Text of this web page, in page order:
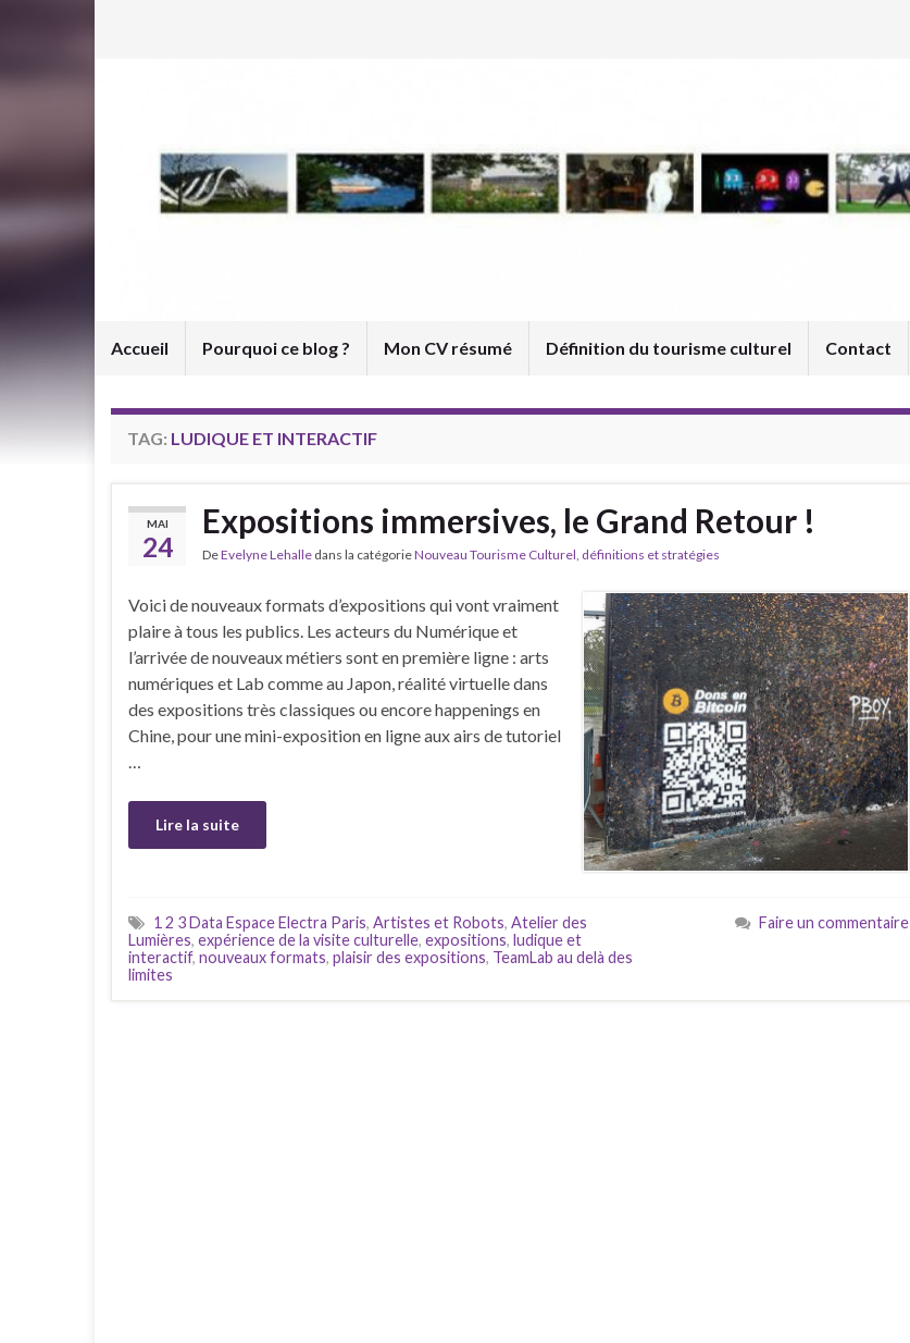
Accueil Pourquoi ce blog ? Mon CV résumé Définition du tourisme culturel Contact
TAG: LUDIQUE ET INTERACTIF
MAI
24
Expositions immersives, le Grand Retour !
DeEvelyne Lehalle dans la catégorieNouveau Tourisme Culturel, définitions et stratégies
Voici de nouveaux formats d’expositions qui vont vraiment
plaire à tous les publics. Les acteurs du Numérique et
l’arrivée de nouveaux métiers sont en première ligne : arts
numériques et Lab comme au Japon, réalité virtuelle dans
des expositions très classiques ou encore happenings en
Chine, pour une mini-exposition en ligne aux airs de tutoriel
…
Lire la suite
1 2 3 Data Espace Electra Paris, Artistes et Robots, Atelier des
Lumières, expérience de la visite culturelle, expositions, ludique et
interactif, nouveaux formats, plaisir des expositions, TeamLab au delà des
limites
Faire un commentaire